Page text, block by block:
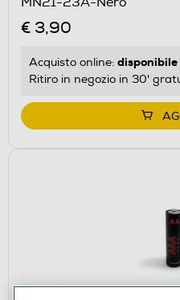
€ 3,90
Acquisto online: disponibile
Ritiro in negozio in 30'